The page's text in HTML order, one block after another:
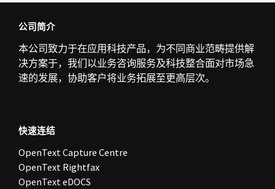
公司简介
本公司致力于在应用科技产品， 为不同商业范畴提供解
决方案于，我们以业务咨询服务及科技整合面对市场急
速的发展， 协助客户将业务拓展至更高层次。
快速连结
OpenText Capture Centre
OpenText Rightfax
OpenText eDOCS